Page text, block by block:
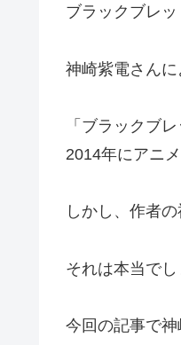
ブラックブレ
神崎紫電さん
「ブラックブ
2014年にアニ
しかし、作者
それは本当でし
今回の記事で神